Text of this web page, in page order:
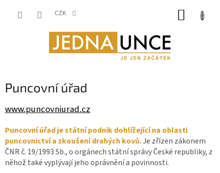
CZK
Puncovní úřad
www.puncovniurad.cz
Puncovní úřad je státní podnik dohlížející na oblasti
puncovnictví a zkoušení drahých kovů.Je zřízen zákonem
ČNR č. 19/1993 Sb., o orgánech státní správy České republiky, z
něhož také vyplývají jeho oprávnění a povinnosti.